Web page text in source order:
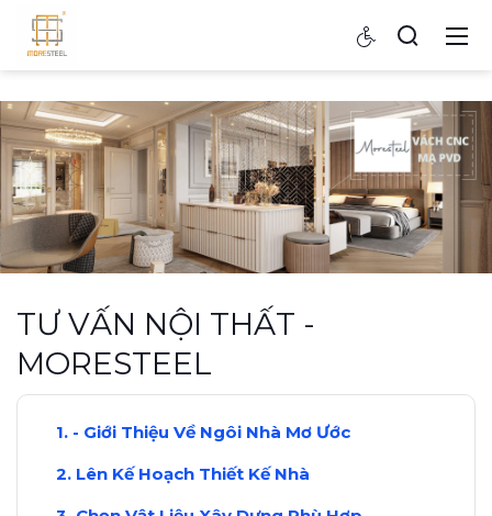
TƯ VẤN NỘI THẤT -
MORESTEEL
- Giới Thiệu Về Ngôi Nhà Mơ Ước
Lên Kế Hoạch Thiết Kế Nhà